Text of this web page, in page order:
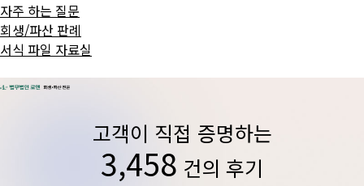
자주 하는 질문
회생/파산 판례
서식 파일 자료실
고객이 직접 증명하는
3,458 건의 후기